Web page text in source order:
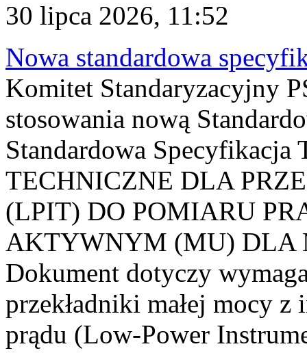
30 lipca 2026, 11:52
Nowa standardowa
Komitet Standaryzacyjny
stosowania nową
Standardowa
TECHNICZNE DLA
(LPIT) DO POMIARU
AKTYWNYM (MU) DLA
Dokument dotyczy
przekładniki małej mocy
prądu (Low-Power